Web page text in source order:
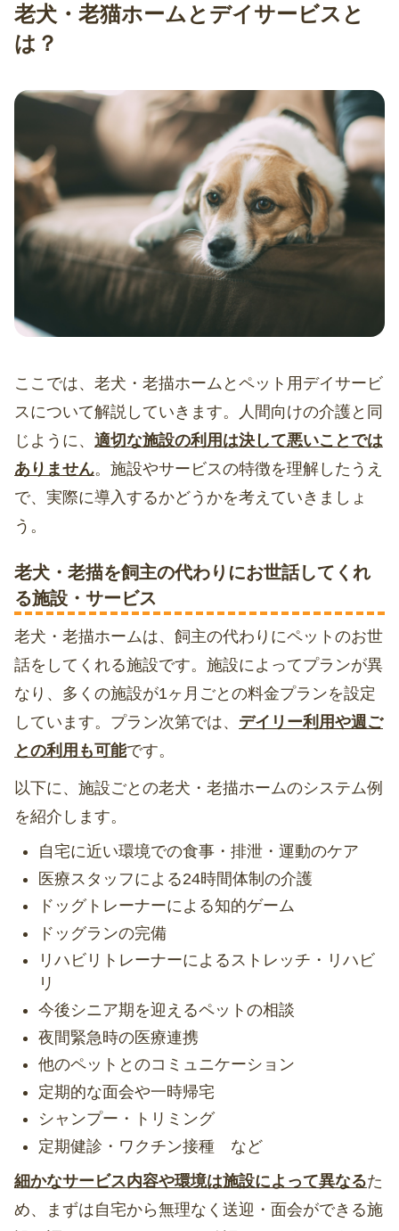
老犬・老猫ホームとデイサービスと
は？
ここでは、老犬・老描ホームとペット用デイサービ
スについて解説していきます。人間向けの介護と同
じように、 適切な施設の利用は決して悪いことでは
ありません。施設やサービスの特徴を理解したうえ
で、実際に導入するかどうかを考えていきましょ
う。
老犬・老描を飼主の代わりにお世話してくれ
る施設・サービス
老犬・老描ホームは、飼主の代わりにペットのお世
話をしてくれる施設です。施設によってプランが異
なり、多くの施設が1ヶ月ごとの料金プランを設定
しています。プラン次第では、 デイリー利用や週ご
との利用も可能です。
以下に、施設ごとの老犬・老描ホームのシステム例
を紹介します。
自宅に近い環境での食事・排泄・運動のケア
医療スタッフによる24時間体制の介護
ドッグトレーナーによる知的ゲーム
ドッグランの完備
リハビリトレーナーによるストレッチ・リハビ
リ
今後シニア期を迎えるペットの相談
夜間緊急時の医療連携
他のペットとのコミュニケーション
定期的な面会や一時帰宅
シャンプー・トリミング
定期健診・ワクチン接種 など
細かなサービス内容や環境は施設によって異なるた
め、まずは自宅から無理なく送迎・面会ができる施